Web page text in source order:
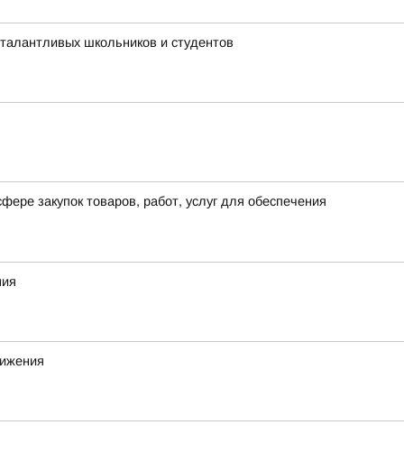
школьников и студентов
закупок товаров, работ, услуг для обеспечения